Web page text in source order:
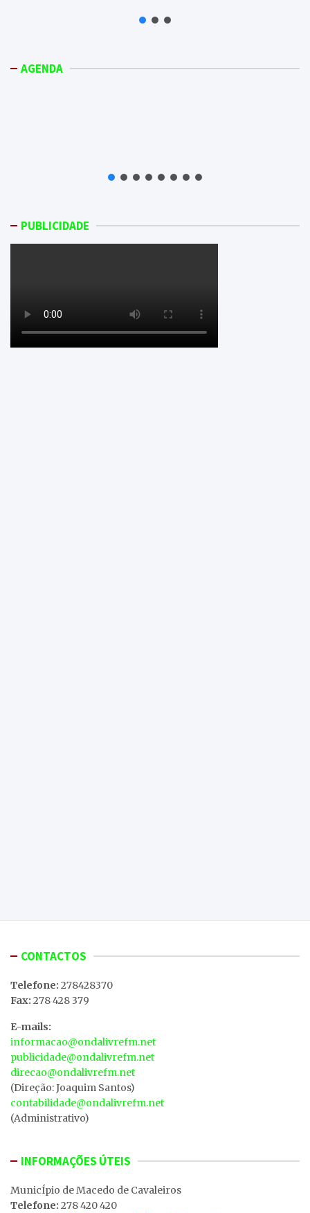
AGENDA
PUBLICIDADE
CONTACTOS
Telefone: 278428370
Fax: 278 428 379
E-mails:
informacao@ondalivrefm.net
publicidade@ondalivrefm.net
direcao@ondalivrefm.net
(Direção: Joaquim Santos)
contabilidade@ondalivrefm.net
(Administrativo)
INFORMAÇÕES ÚTEIS
MunicÍpio de Macedo de Cavaleiros
Telefone: 278 420 420